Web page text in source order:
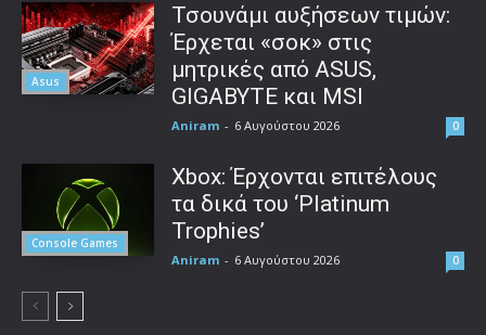
Asus
Τσουνάμι αυξήσεων τιμών:
Έρχεται «σοκ» στις
μητρικές από ASUS,
GIGABYTE και MSI
Aniram - 6 Αυγούστου 2026 0
Console Games
Xbox: Έρχονται επιτέλους
τα δικά του ‘Platinum
Trophies’
Aniram - 6 Αυγούστου 2026 0